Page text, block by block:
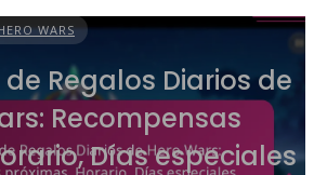
WARS
Regalos Diarios de
Recompensas
Días especiales